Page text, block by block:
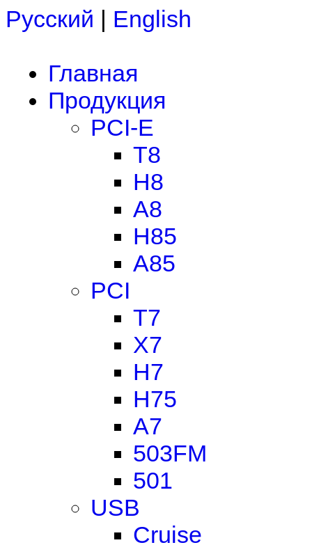
Русский | English
Главная
Продукция
PCI-E
T8
H8
A8
H85
A85
PCI
T7
X7
H7
H75
A7
503FM
501
USB
Cruise